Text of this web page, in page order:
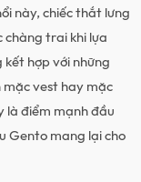
này, chiếc thắt lưng
trai khi lựa
hợp với những
mặc vest hay mặc
là điểm mạnh đầu
Gento mang lại cho